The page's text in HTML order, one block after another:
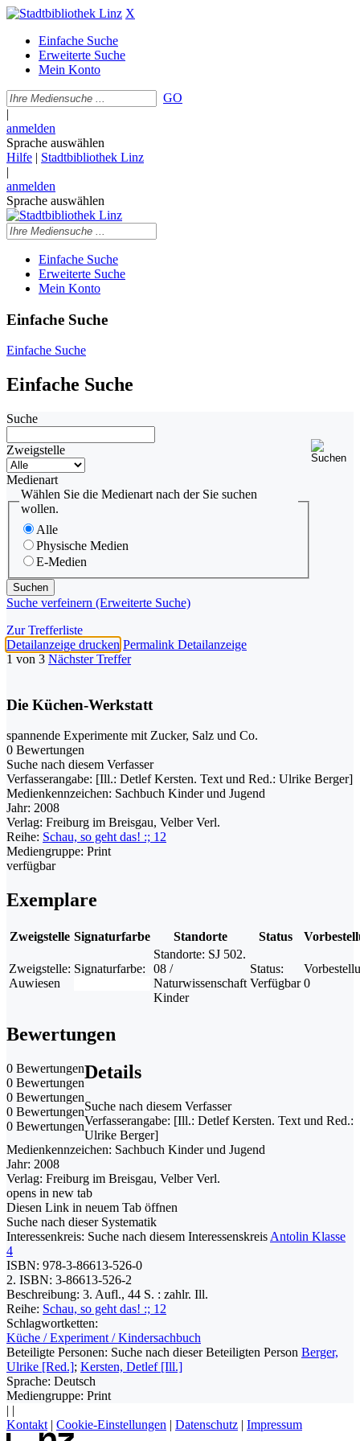
X
Einfache Suche
Erweiterte Suche
Mein Konto
GO
|
anmelden
Sprache auswählen
Hilfe | Stadtbibliothek Linz
|
anmelden
Sprache auswählen
Einfache Suche
Erweiterte Suche
Mein Konto
Einfache Suche
Einfache Suche
Einfache Suche
Suche
Zweigstelle
Medienart
Wählen Sie die Medienart nach der Sie suchen
wollen.
Alle
Physische Medien
E-Medien
Suche verfeinern (Erweiterte Suche)
Zur Trefferliste
Detailanzeige drucken Permalink Detailanzeige
1 von 3 Nächster Treffer
Die Küchen-Werkstatt
spannende Experimente mit Zucker, Salz und Co.
0 Bewertungen
Suche nach diesem Verfasser
Verfasserangabe: [Ill.: Detlef Kersten. Text und Red.: Ulrike Berger]
Medienkennzeichen: Sachbuch Kinder und Jugend
Jahr: 2008
Verlag: Freiburg im Breisgau, Velber Verl.
Reihe: Schau, so geht das! :; 12
Mediengruppe: Print
verfügbar
Exemplare
Zweigstelle Signaturfarbe Standorte Status
Zweigstelle:
Auwiesen
Signaturfarbe:
Standorte: SJ 502.
08 /
Naturwissenschaft
Kinder
Status:
Verfügbar 0
Bewertungen
0 Bewertungen
0 Bewertungen
0 Bewertungen
0 Bewertungen
0 Bewertungen
Details
Suche nach diesem Verfasser
Verfasserangabe: [Ill.: Detlef Kersten. Text und Red.:
Ulrike Berger]
Medienkennzeichen: Sachbuch Kinder und Jugend
Jahr: 2008
Verlag: Freiburg im Breisgau, Velber Verl.
opens in new tab
Diesen Link in neuem Tab öffnen
Suche nach dieser Systematik
Interessenkreis: Suche nach diesem Interessenskreis Antolin Klasse
4
ISBN: 978-3-86613-526-0
2. ISBN: 3-86613-526-2
Beschreibung: 3. Aufl., 44 S. : zahlr. Ill.
Reihe: Schau, so geht das! :; 12
Schlagwortketten:
Küche / Experiment / Kindersachbuch
Beteiligte Personen: Suche nach dieser Beteiligten Person Berger,
Ulrike [Red.]; Kersten, Detlef [Ill.]
Sprache: Deutsch
Mediengruppe: Print
| |
Kontakt | Cookie-Einstellungen | Datenschutz | Impressum